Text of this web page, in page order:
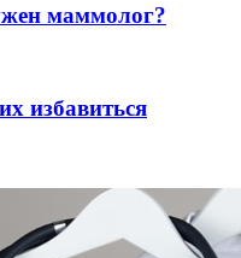
маммолог?
избавиться